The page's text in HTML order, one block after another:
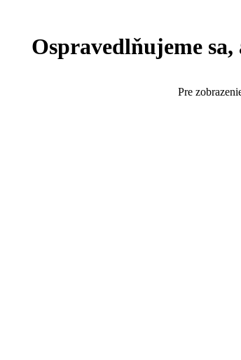
Ospravedlňujeme
Pre